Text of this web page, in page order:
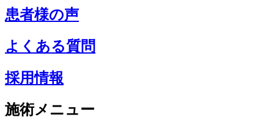
患者様の声
よくある質問
採用情報
施術メニュー